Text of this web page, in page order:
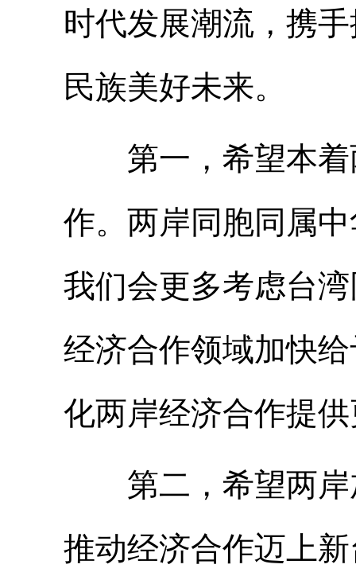
时代发展潮流，携
民族美好未来。
第一，希望本着
作。两岸同胞同属
我们会更多考虑台
经济合作领域加快
化两岸经济合作提
第二，希望两岸
推动经济合作迈上